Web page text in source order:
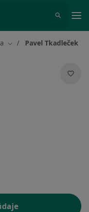
Změna města
Pavel Tkadleček